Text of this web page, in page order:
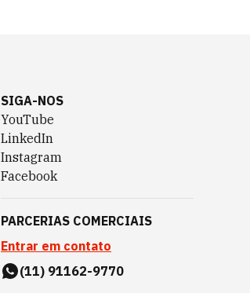
SIGA-NOS
YouTube
LinkedIn
Instagram
Facebook
PARCERIAS COMERCIAIS
Entrar em contato
(11) 91162-9770